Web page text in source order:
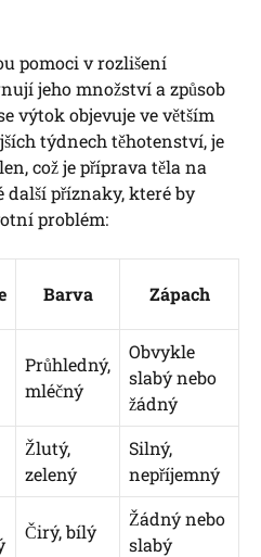
pomoci v rozlišení
jeho množství a způsob
výtok objevuje ve větším
týdnech těhotenství, je
což je příprava těla na
další příznaky, které by
problém:
Barva Zápach
Průhledný,
mléčný
Obvykle
slabý nebo
žádný
Žlutý,
zelený
Silný,
nepříjemný
Čirý, bílý
Žádný nebo
slabý